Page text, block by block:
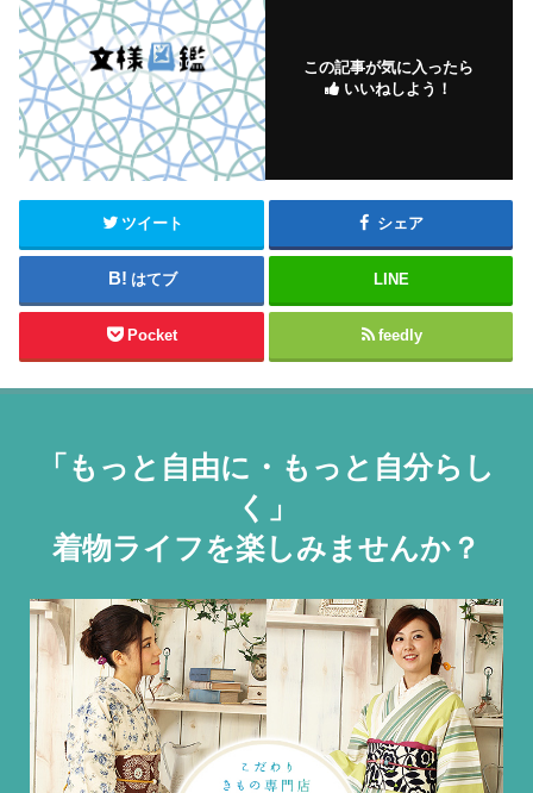
この記事が気に入ったら
いいねしよう！
ツイート シェア
はてブ LINE
Pocket feedly
「もっと自由に・もっと自分らし
く」
着物ライフを楽しみませんか？